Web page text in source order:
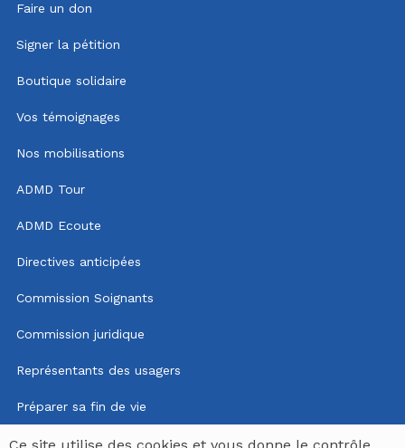
Faire un don
Signer la pétition
Boutique solidaire
Vos témoignages
Nos mobilisations
ADMD Tour
ADMD Ecoute
Directives anticipées
Commission Soignants
Commission juridique
Représentants des usagers
Préparer sa fin de vie
Mentions légales